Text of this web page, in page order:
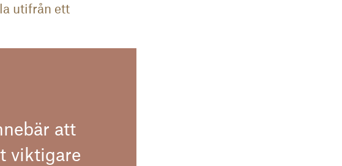
utifrån ett
att
viktigare